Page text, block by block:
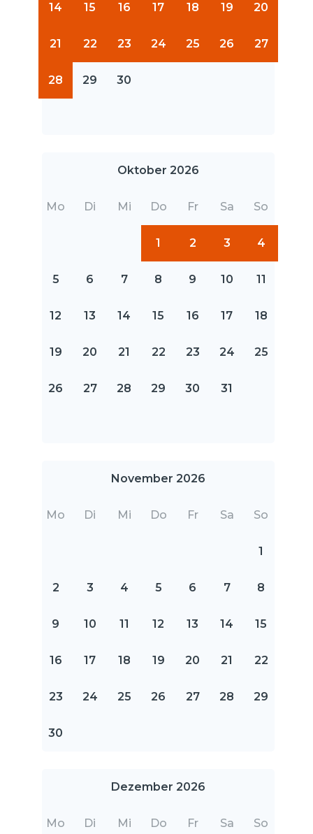
14 15 16 17 18 19 20
21 22 23 24 25 26 27
28 29 30
Oktober 2026
Mo Di Mi Do Fr Sa So
1 2 3 4
5 6 7 8 9 10 11
12 13 14 15 16 17 18
19 20 21 22 23 24 25
26 27 28 29 30 31
November 2026
Mo Di Mi Do Fr Sa So
1
2 3 4 5 6 7 8
9 10 11 12 13 14 15
16 17 18 19 20 21 22
23 24 25 26 27 28 29
30
Dezember 2026
Mo Di Mi Do Fr Sa So